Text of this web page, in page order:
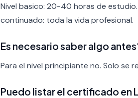
Nivel basico: 20-40 horas de
continuado: toda la vida profesional.
Es necesario saber algo
Para el nivel principiante no. Solo se
Puedo listar el certificado en